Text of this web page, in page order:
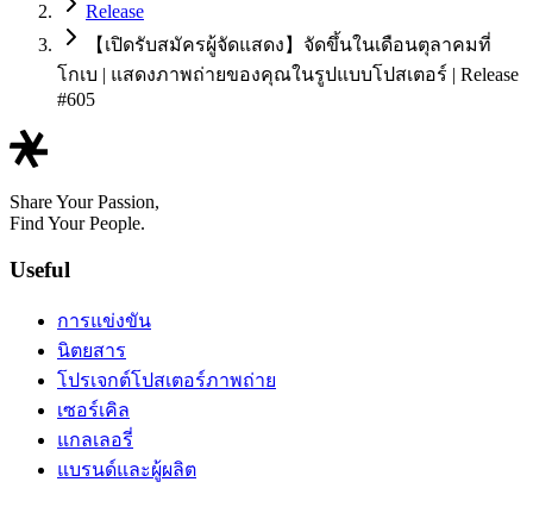
Release
【เปิดรับสมัครผู้จัดแสดง】จัดขึ้นในเดือนตุลาคมที่
โกเบ | แสดงภาพถ่ายของคุณในรูปแบบโปสเตอร์ | Release
#605
Share Your Passion,
Find Your People.
Useful
การแข่งขัน
นิตยสาร
โปรเจกต์โปสเตอร์ภาพถ่าย
เซอร์เคิล
แกลเลอรี่
แบรนด์และผู้ผลิต